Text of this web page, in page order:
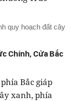
quy hoạch đất cây
Chính, Cửa Bắc
Bắc giáp
xanh, phía